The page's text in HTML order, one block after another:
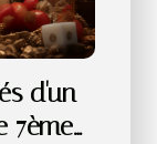
d'un
7ème